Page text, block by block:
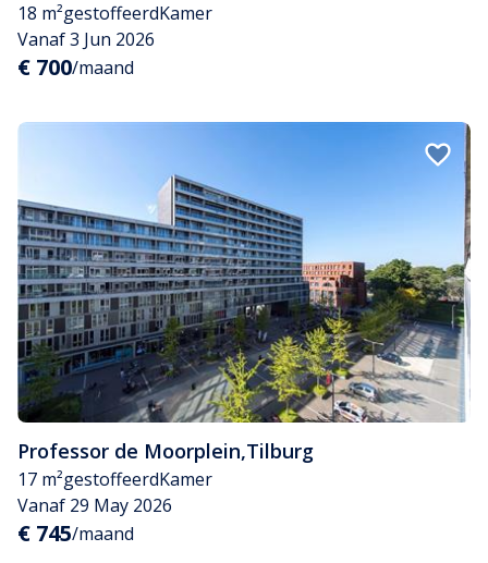
18 m²gestoffeerdKamer
Vanaf 3 Jun 2026
€ 700/maand
Professor de Moorplein,Tilburg
17 m²gestoffeerdKamer
Vanaf 29 May 2026
€ 745/maand